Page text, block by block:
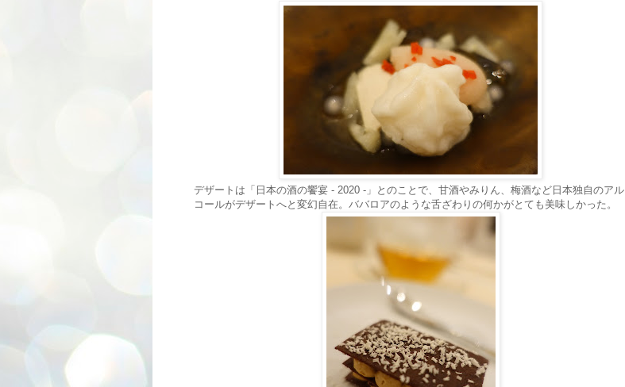
デザートは「日本の酒の饗宴 - 2020 -」とのことで、甘酒やみりん、梅酒など日本独自のアル
コールがデザートへと変幻自在。ババロアのような舌ざわりの何かがとても美味しかった。